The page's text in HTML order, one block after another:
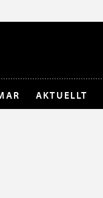
AKTUELLT